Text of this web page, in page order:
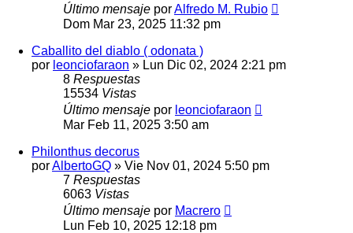
Último mensaje porAlfredo M. Rubio
Dom Mar 23, 2025 11:32 pm
Caballito del diablo ( odonata )
por leonciofaraon » Lun Dic 02, 2024 2:21 pm
8 Respuestas
15534 Vistas
Último mensaje por leonciofaraon
Mar Feb 11, 2025 3:50 am
Philonthus decorus
porAlbertoGQ » Vie Nov 01, 2024 5:50 pm
7 Respuestas
6063 Vistas
Último mensaje por Macrero
Lun Feb 10, 2025 12:18 pm